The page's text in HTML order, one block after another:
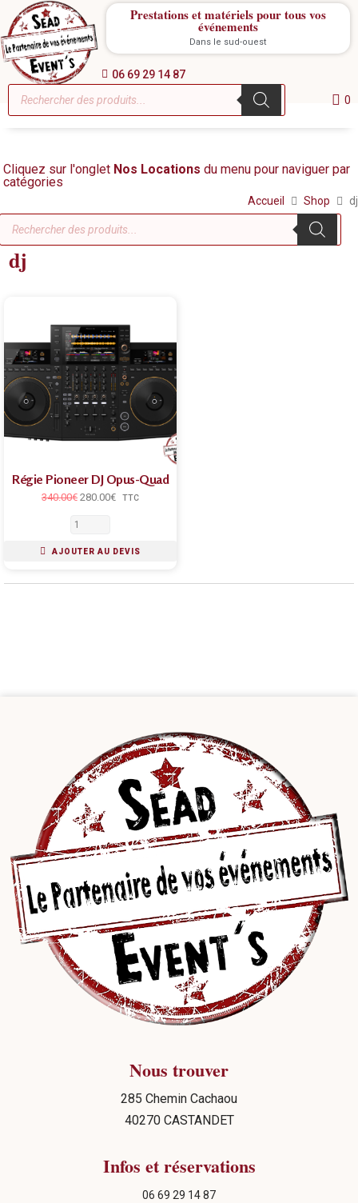
Prestations et matériels pour tous vos
événements
Dans le sud-ouest
06 69 29 14 87
0
Cliquez sur l'onglet Nos Locations du menu pour naviguer par
catégories
Accueil Shop dj
dj
Régie Pioneer DJ Opus-Quad
340.00€ 280.00€ TTC
AJOUTER AU DEVIS
Nous trouver
285 Chemin Cachaou
40270 CASTANDET
Infos et réservations
06 69 29 14 87